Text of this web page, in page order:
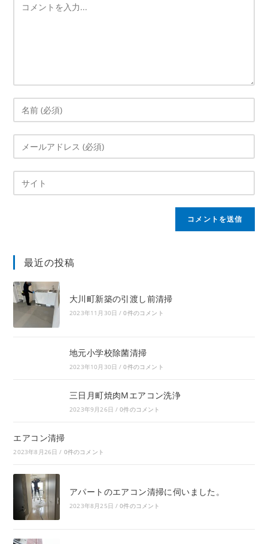
最近の投稿
大川町新築の引渡し前清掃
2023年11月30日 / 0件のコメント
地元小学校除菌清掃
2023年10月30日 / 0件のコメント
三日月町焼肉Mエアコン洗浄
2023年9月26日 / 0件のコメント
エアコン清掃
2023年8月26日 / 0件のコメント
アパートのエアコン清掃に伺いました。
2023年8月25日 / 0件のコメント